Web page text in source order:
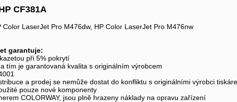
CF381A
LaserJet Pro M476dw, HP Color LaserJet Pro M476nw
garantuje:
při 5% pokrytí
tím je garantovaná kvalita s originálním výrobcem
a prodej se nemůže dostat do konfliktu s originálními výrobci
pouze nové komponenty
COLORWAY, jsou plně hrazeny náklady na opravu zařízení